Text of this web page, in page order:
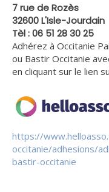
7 rue de Rozès
32600 L'Isle-Jourdain
Tèl : 06 51 28 30 25
Adhérez à Occitanie
ou Bastir Occitanie
en cliquant sur le lien
https://
occitanie/adhesions/
bastir-occitanie